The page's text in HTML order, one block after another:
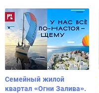
Семейный жилой
квартал «Огни Залива».